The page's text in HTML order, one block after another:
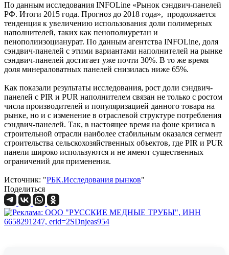
По данным исследования INFOLine «Рынок сэндвич-панелей
РФ. Итоги 2015 года. Прогноз до 2018 года», продолжается
тенденция к увеличению использования доли полимерных
наполнителей, таких как пенополиуретан и
пенополиизоцианурат. По данным агентства INFOLine, доля
сэндвич-панелей с этими вариантами наполнителей на рынке
сэндвич-панелей достигает уже почти 30%. В то же время
доля минераловатных панелей снизилась ниже 65%.
Как показали результаты исследования, рост доли сэндвич-
панелей с PIR и PUR наполнителем связан не только с ростом
числа производителей и популяризацией данного товара на
рынке, но и с изменение в отраслевой структуре потребления
сэндвич-панелей. Так, в настоящее время на фоне кризиса в
строительной отрасли наиболее стабильным оказался сегмент
строительства сельскохозяйственных объектов, где PIR и PUR
панели широко используются и не имеют существенных
ограничений для применения.
Источник: "РБК.Исследования рынков"
Поделиться